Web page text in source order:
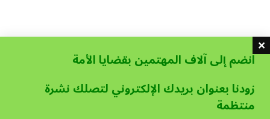
انضم إلى آلاف المهتمين بقضايا الأمة
زودنا بعنوان بريدك الإلكتروني لتصلك نشرة
منتظمة